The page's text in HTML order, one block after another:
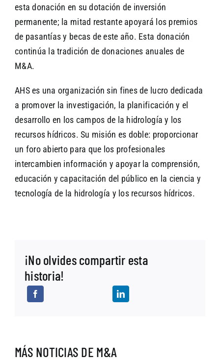
esta donación en su dotación de inversión
permanente; la mitad restante apoyará los premios
de pasantías y becas de este año. Esta donación
continúa la tradición de donaciones anuales de
M&A.
AHS es una organización sin fines de lucro dedicada
a promover la investigación, la planificación y el
desarrollo en los campos de la hidrología y los
recursos hídricos. Su misión es doble: proporcionar
un foro abierto para que los profesionales
intercambien información y apoyar la comprensión,
educación y capacitación del público en la ciencia y
tecnología de la hidrología y los recursos hídricos.
¡No olvides compartir esta
historia!
MÁS NOTICIAS DE M&A